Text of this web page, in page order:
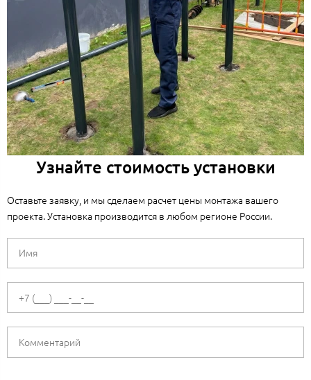
Узнайте стоимость установки
Оставьте заявку, и мы сделаем расчет цены монтажа вашего
проекта. Установка производится в любом регионе России.